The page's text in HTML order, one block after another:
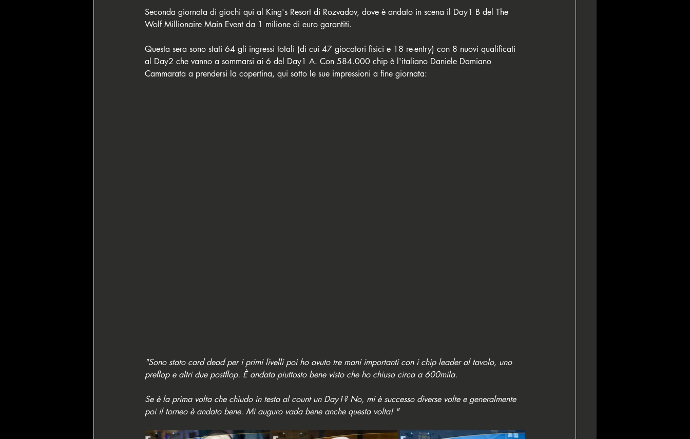
Seconda giornata di giochi qui al King's Resort di Rozvadov, dove è andato in scena il Day1 B del The
Wolf Millionaire Main Event da 1 milione di euro garantiti.
Questa sera sono stati 64 gli ingressi totali (di cui 47 giocatori fisici e 18 re-entry) con 8 nuovi qualificati
al Day2 che vanno a sommarsi ai 6 del Day1 A. Con 584.000 chip è l'italiano Daniele Damiano
Cammarata a prendersi la copertina, qui sotto le sue impressioni a fine giornata:
"Sono stato card dead per i primi livelli poi ho avuto tre mani importanti con i chip leader al tavolo, uno
preflop e altri due postflop. È andata piuttosto bene visto che ho chiuso circa a 600mila.
Se è la prima volta che chiudo in testa al count un Day1? No, mi è successo diverse volte e generalmente
poi il torneo è andato bene. Mi auguro vada bene anche questa volta! "